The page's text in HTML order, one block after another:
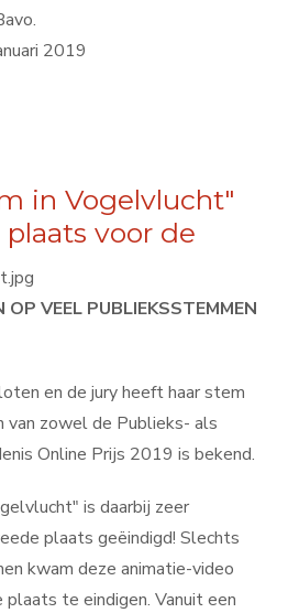
2019
in Vogelvlucht"
voor de
OP VEEL PUBLIEKSSTEMMEN
en de jury heeft haar stem
zowel de Publieks- als
Online Prijs 2019 is bekend.
is daarbij zeer
plaats geëindigd! Slechts
kwam deze animatie-video
te eindigen. Vanuit een